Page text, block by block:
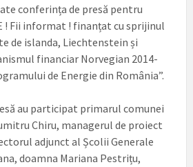
conferința de presă pentru
! Fii informat ! finanțat cu sprijinul
de islanda, Liechtenstein și
financiar Norvegian 2014-
de Energie din România”.
au participat primarul comunei
Chiru, managerul de proiect
adjunct al Școlii Generale
doamna Mariana Pestrițu,